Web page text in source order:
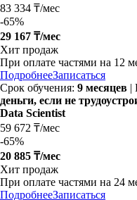
83 334 ₸/мес
-65%
29 167 ₸/мес
Хит продаж
При оплате частями на 12
ПодробнееЗаписаться
Срок обучения: 9 месяцев |
деньги, если не
Data Scientist
59 672 ₸/мес
-65%
20 885 ₸/мес
Хит продаж
При оплате частями на 24
ПодробнееЗаписаться